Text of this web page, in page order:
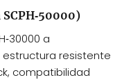
a
estructura resistente
compatibilidad